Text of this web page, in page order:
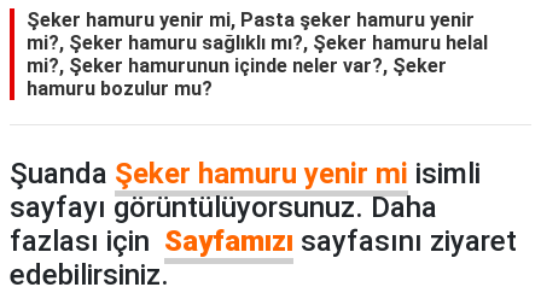
Şeker hamuru yenir mi, Pasta şeker hamuru yenir
mi?, Şeker hamuru sağlıklı mı?, Şeker hamuru helal
mi?, Şeker hamurunun içinde neler var?, Şeker
hamuru bozulur mu?
Şuanda Şeker hamuru yenir mi isimli
sayfayı görüntülüyorsunuz. Daha
fazlası için Sayfamızı sayfasını ziyaret
edebilirsiniz.